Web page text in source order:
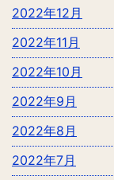
2022年12月
2022年11月
2022年10月
2022年9月
2022年8月
2022年7月